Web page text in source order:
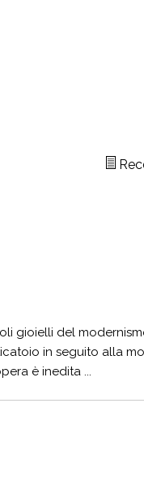
gioielli del
in seguito alla
è inedita ...